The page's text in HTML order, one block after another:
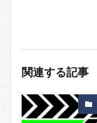
関連する記事